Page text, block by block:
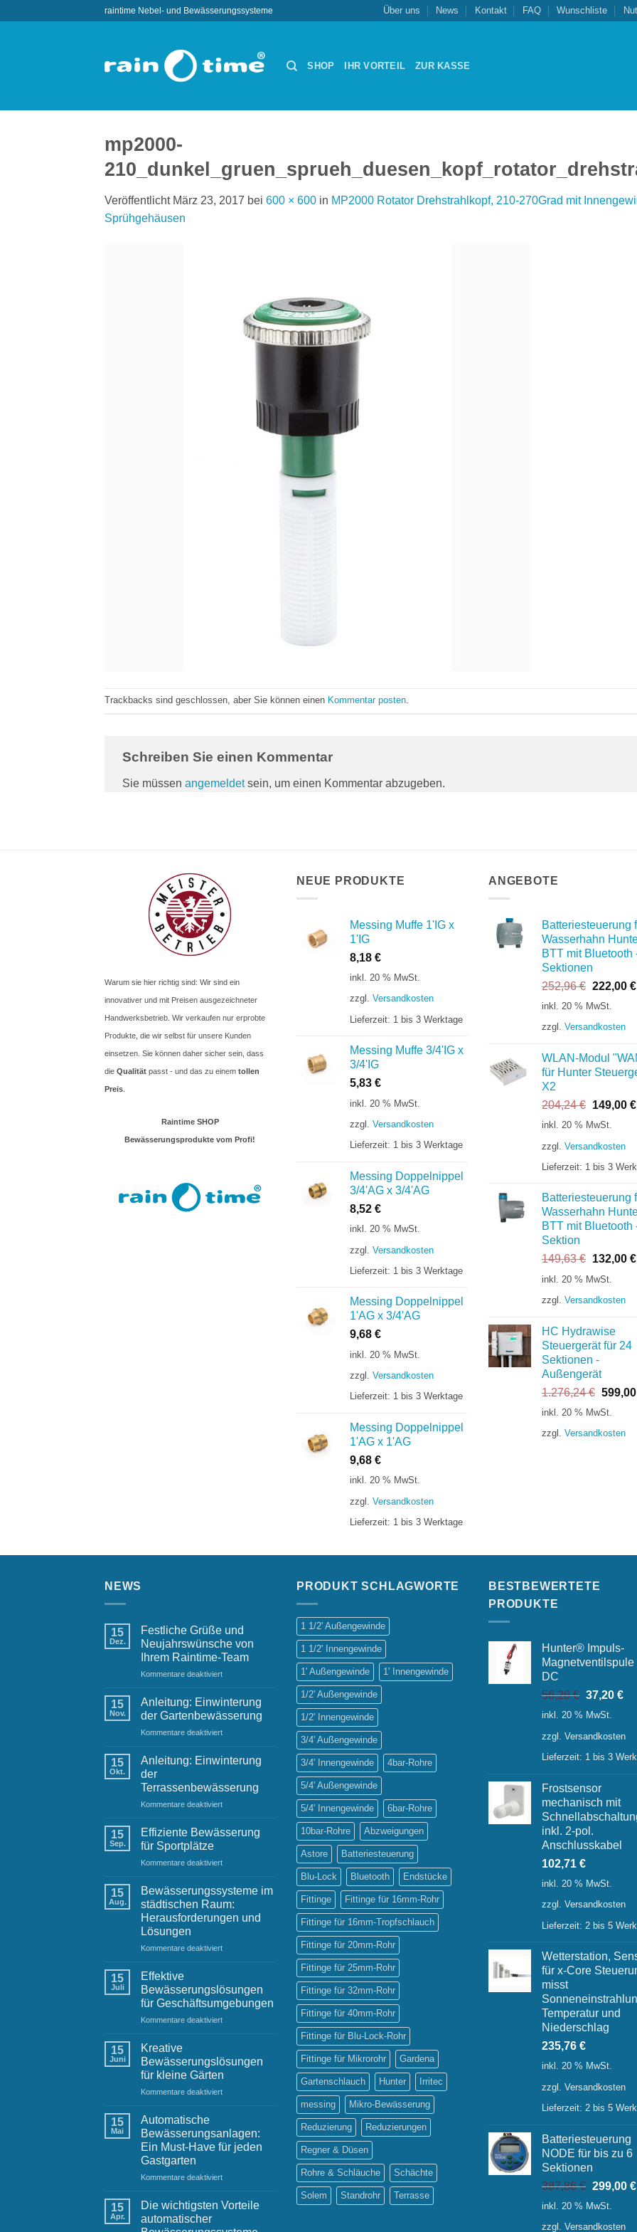
raintime Nebel- und Bewässerungssysteme Über uns News Kontakt FAQ Wunschliste
SHOP IHR VORTEIL ZUR KASSE
mp2000-
Veröffentlicht März 23, 2017 bei 600 × 600 in MP2000 Rotator Drehstrahlkopf, 210-270Grad mit
Sprühgehäusen
Trackbacks sind geschlossen, aber Sie können einen Kommentar posten
Schreiben Sie einen Kommentar
Sie müssen angemeldetsein, um einen Kommentar abzugeben.
Warum sie hier richtig sind: Wir sind ein
innovativer und mit Preisen ausgezeichneter
Handwerksbetrieb. Wir verkaufen nur erprobte
Produkte, die wir selbst für unsere Kunden
einsetzen. Sie können daher sicher sein, dass
die Qualität passt - und das zu einem tollen
Preis
Raintime SHOP
Bewässerungsprodukte vom Profi!
NEUE PRODUKTE
Messing Muffe 1'IG x
1'IG
8,18 €
inkl. 20 % MwSt.
zzgl. Versandkosten
Lieferzeit: 1 bis 3 Werktage
Messing Muffe 3/4'IG x
3/4'IG
5,83 €
inkl. 20 % MwSt.
zzgl. Versandkosten
Lieferzeit: 1 bis 3 Werktage
Messing Doppelnippel
3/4'AG x 3/4'AG
8,52 €
inkl. 20 % MwSt.
zzgl. Versandkosten
Lieferzeit: 1 bis 3 Werktage
Messing Doppelnippel
1'AG x 3/4'AG
9,68 €
inkl. 20 % MwSt.
zzgl. Versandkosten
Lieferzeit: 1 bis 3 Werktage
Messing Doppelnippel
1'AG x 1'AG
9,68 €
inkl. 20 % MwSt.
zzgl. Versandkosten
Lieferzeit: 1 bis 3 Werktage
ANGEBOTE
Batteriesteuerung
Wasserhahn
BTT mit Bluetooth
Sektionen
252,96€
Preis
252,96 €
222,00 €
inkl. 20 % MwSt.
zzgl. Versandkosten
WLAN-Modul
für Hunter
X2
204,24€
Preis
204,24 €
149,00 €
inkl. 20 % MwSt.
zzgl. Versandkosten
Lieferzeit: 1 bis 3
Batteriesteuerung
Wasserhahn
BTT mit Bluetooth
Sektion
149,63€
Preis
149,63 €
132,00 €
inkl. 20 % MwSt.
zzgl. Versandkosten
HC Hydrawise
Steuergerät für 24
Sektionen -
Außengerät
1.276,24€
Preis
599,00
inkl. 20 % MwSt.
zzgl. Versandkosten
NEWS
15
Dez.
Festliche Grüße und
Neujahrswünsche von
Ihrem Raintime-Team
Kommentare deaktiviertfür
Grüße
Neujahrswünsche
von
Raintime-
15
Nov.
Anleitung: Einwinterung
der Gartenbewässerung
Kommentare deaktiviertfür
Einwinterung
15
Okt.
Anleitung: Einwinterung
der
Terrassenbewässerung
Kommentare deaktiviertfür
Terrassenbewässerung
15
Sep.
Effiziente Bewässerung
für Sportplätze
Kommentare deaktiviertfür
Bewässerung
für
Sportplätze
15
Aug.
Bewässerungssysteme im
städtischen Raum:
Herausforderungen und
Lösungen
Kommentare deaktiviertfür
Bewässerungssysteme
städtischen
Raum:
Herausforderungen
und
15
Juli
Effektive
Bewässerungslösungen
für Geschäftsumgebungen
Kommentare deaktiviertfür
Bewässerungslösungen
für
Geschäftsumgebungen
15
Juni
Kreative
Bewässerungslösungen
für kleine Gärten
Kommentare deaktiviertfür
Bewässerungslösungen
für
kleine
Gärten
15
Mai
Automatische
Bewässerungsanlagen:
Ein Must-Have für jeden
Gastgarten
Kommentare deaktiviertfür
Bewässerungsanlagen:
15
Apr.
Die wichtigsten Vorteile
automatischer
PRODUKT SCHLAGWORTE
1 1/2' Außengewinde
1 1/2' Innengewinde
1' Außengewinde 1' Innengewinde
1/2' Außengewinde
1/2' Innengewinde
3/4' Außengewinde
3/4' Innengewinde 4bar-Rohre
5/4' Außengewinde
5/4' Innengewinde 6bar-Rohre
10bar-Rohre Abzweigungen
Astore Batteriesteuerung
Blu-Lock Bluetooth Endstücke
Fittinge Fittinge für 16mm-Rohr
Fittinge für 16mm-Tropfschlauch
Fittinge für 20mm-Rohr
Fittinge für 25mm-Rohr
Fittinge für 32mm-Rohr
Fittinge für 40mm-Rohr
Fittinge für Blu-Lock-Rohr
Fittinge für Mikrorohr Gardena
Gartenschlauch Hunter Irritec
messing Mikro-Bewässerung
Reduzierung Reduzierungen
Regner & Düsen
Rohre & Schläuche Schächte
Solem Standrohr Terrasse
BESTBEWERTETE
PRODUKTE
Hunter® Impuls-
Magnetventilspule
DC
56,26€
Preis
56,26 €
37,20 €
inkl. 20 % MwSt.
zzgl. Versandkosten
Lieferzeit: 1 bis 3
Frostsensor
mechanisch mit
inkl. 2-pol.
Anschlusskabel
102,71 €
inkl. 20 % MwSt.
zzgl. Versandkosten
Lieferzeit: 2 bis 5
Wetterstation,
für x-Core
misst
Temperatur und
Niederschlag
235,76 €
inkl. 20 % MwSt.
zzgl. Versandkosten
Lieferzeit: 2 bis 5
Batteriesteuerung
NODE für bis zu 6
Sektionen
387,86€
Preis
299,00 €
inkl. 20 % MwSt.
zzgl. Versandkosten